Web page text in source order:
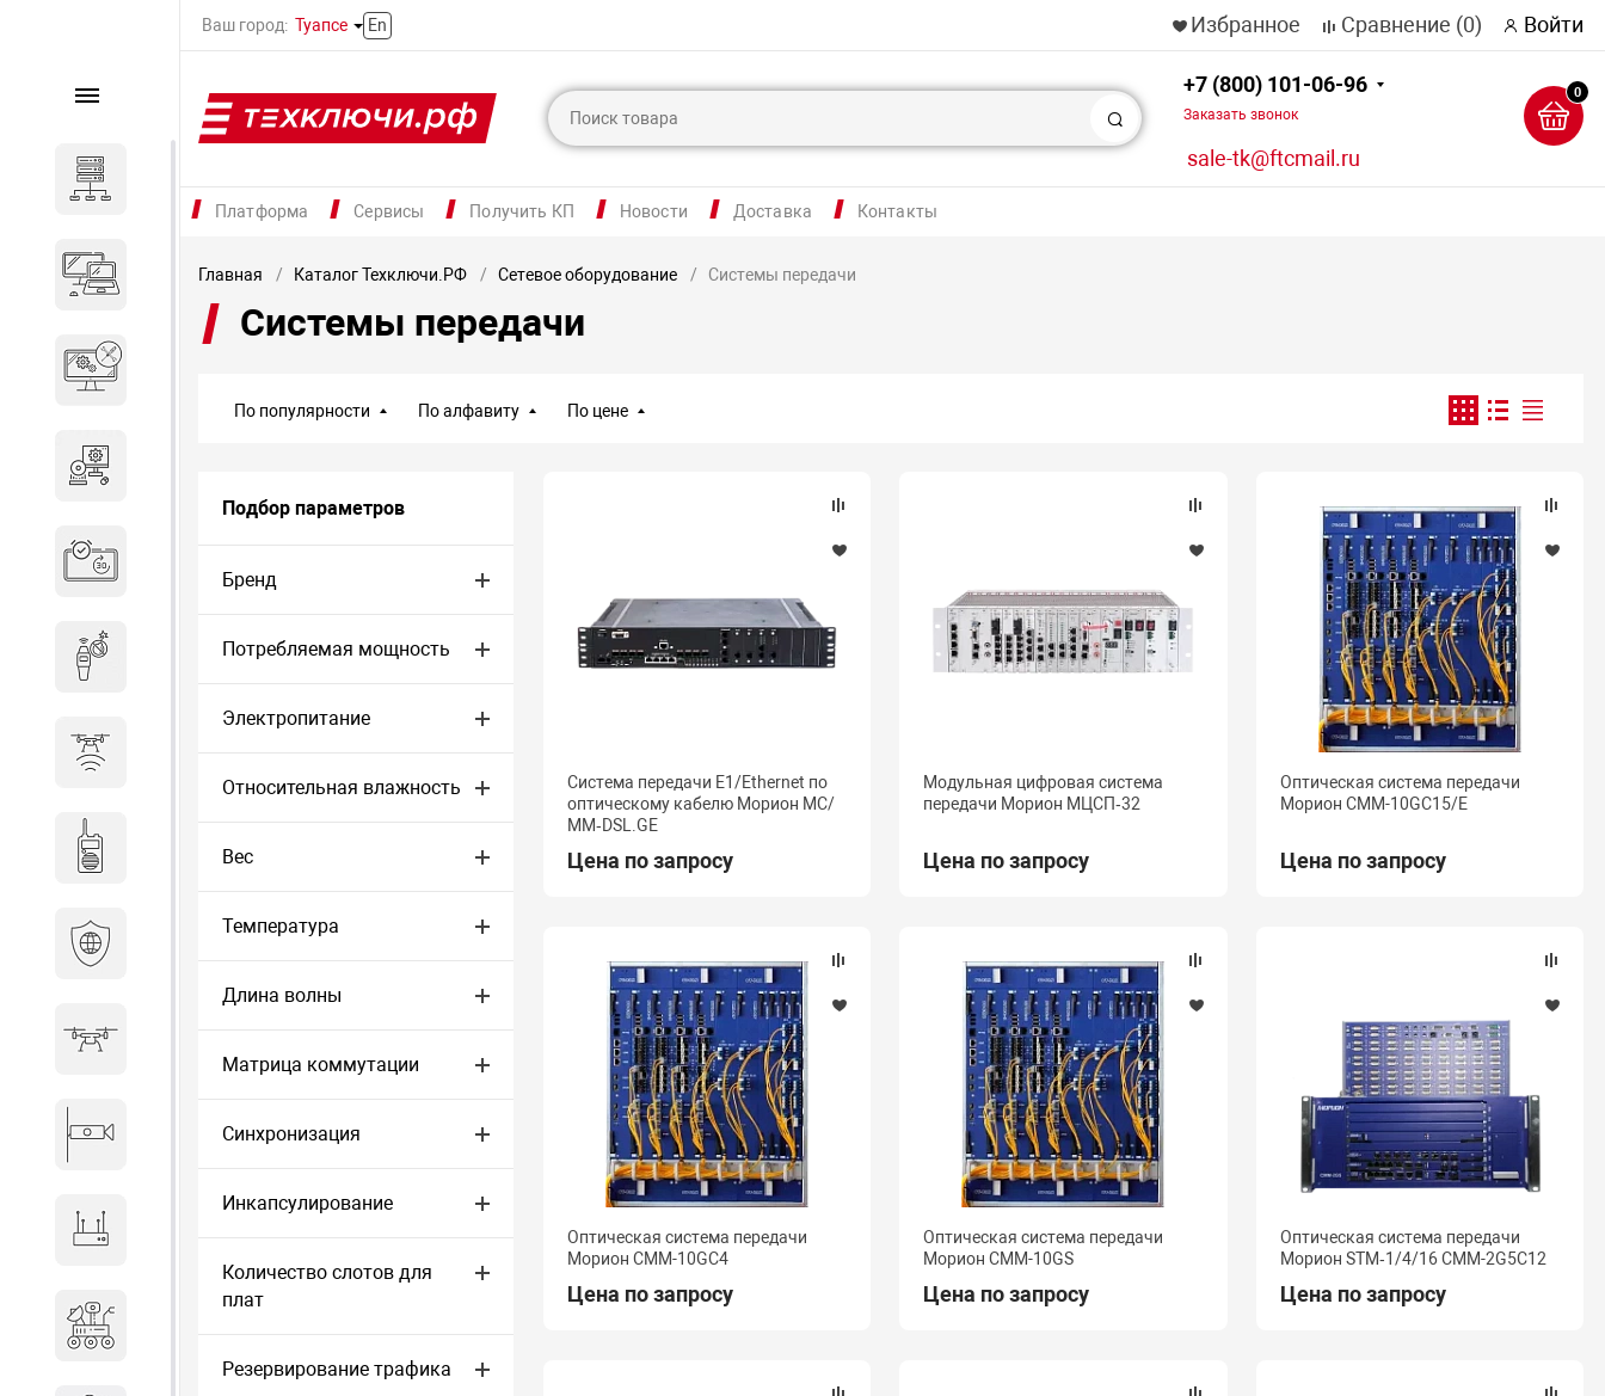
Ваш город: Туапсе En Избранное Сравнение (0) Войти
Поиск
+7 (800) 101-06-96
Заказать звонок
sale-tk@ftcmail.ru
0
Платформа Сервисы Получить КП Новости Доставка Контакты
Каталог
Компьютеры и ноутбуки
Комплектующие для
Система бронирования
переговорных
Досмотровое оборудование
Защита от БПЛА
Радиостанции
Кибербезопасность
Видеонаблюдение
Антитеррористическое
оборудование
Главная Каталог Техключи.РФ Сетевое оборудование Системы передачи
Системы передачи
По популярности По алфавиту По цене
Подбор параметров
Бренд
Потребляемая мощность
Электропитание
Относительная влажность
Вес
Температура
Длина волны
Матрица коммутации
Синхронизация
Инкапсулирование
Количество слотов для
плат
Резервирование трафика
Система передачи Е1/Ethernet по
оптическому кабелю Морион МС/
ММ‑DSL.GE
Цена по запросу
Модульная цифровая система
передачи Морион MЦСП‑32
Цена по запросу
Оптическая система передачи
Морион СММ-10GC15/Е
Цена по запросу
Оптическая система передачи
Морион СММ-10GC4
Цена по запросу
Оптическая система передачи
Морион СММ-10GS
Цена по запросу
Оптическая система передачи
Морион STM‑1/4/16 СММ-2G5C12
Цена по запросу